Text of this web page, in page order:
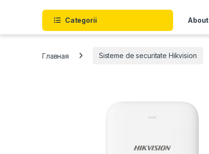
Categorii About
Главная Sisteme de securitate Hikvision